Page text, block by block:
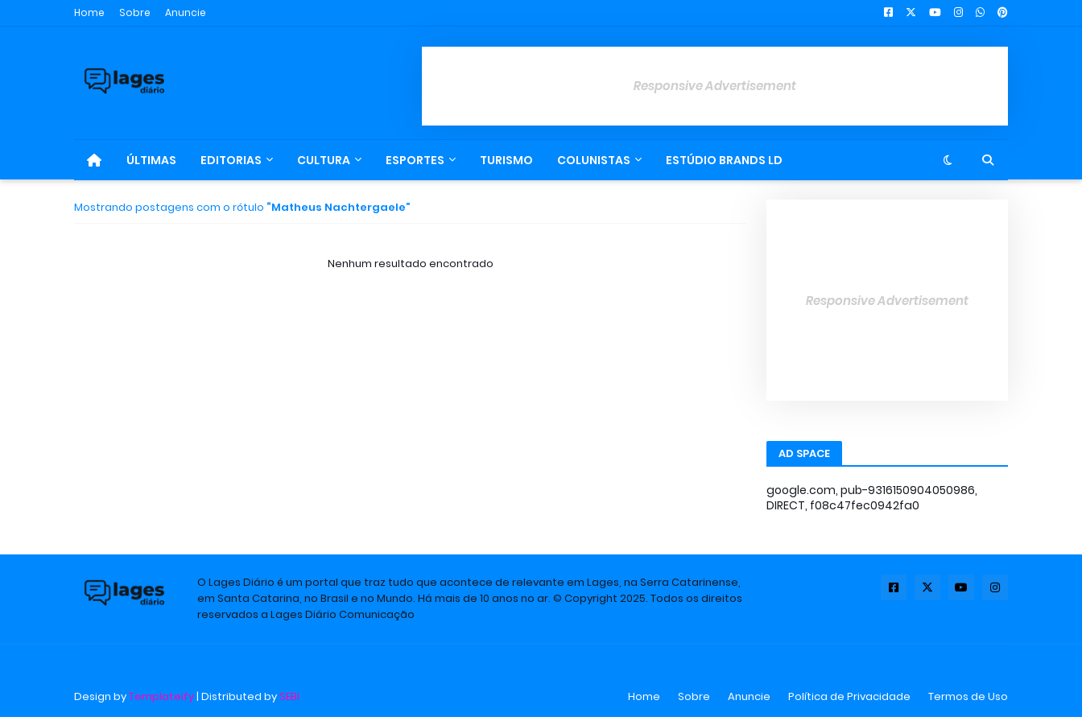
Home Sobre Anuncie
Responsive Advertisement
ÚLTIMAS EDITORIAS CULTURA ESPORTES TURISMO COLUNISTAS ESTÚDIO BRANDS LD
Mostrando postagens com o rótulo Matheus Nachtergaele
Nenhum resultado encontrado
Responsive Advertisement
AD SPACE
google.com, pub-9316150904050986,
DIRECT, f08c47fec0942fa0
O Lages Diário é um portal que traz tudo que acontece de relevante em Lages, na Serra Catarinense,
em Santa Catarina, no Brasil e no Mundo. Há mais de 10 anos no ar. © Copyright 2025. Todos os direitos
reservados a Lages Diário Comunicação
Design byTemplateify| Distributed bySEBI Home Sobre Anuncie Política de Privacidade Termos de Uso